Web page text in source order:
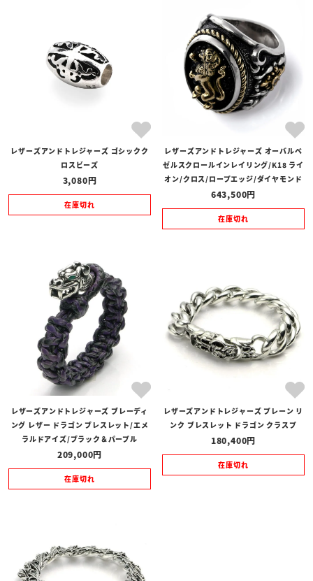
サンディッドスティングレイ
ブラック レッド グリーン
ネイビーブルー バーガンディ
天然石について
天然石には色味・模様・サイズに個体差がございます。小さな傷や内
包物も、天然石ならではの魅力としてお楽しみいただければ幸いで
す。
以下の「LINEでお問い合わせ」ボタンから、ご希望のアイテムとカス
タム内容を添えて、お気軽にお問い合わせくださいませ。
セール商品
価格
在庫なしを含む
レザーズアンドトレジャーズ ゴシックク
ロスビーズ
3,080
在庫切れ
レザーズアンドトレジャーズ オーバルベ
ゼルスクロールインレイリング/K18 ライ
オン/クロス/ロープエッジ/ダイヤモンド
643,500
在庫切れ
レザーズアンドトレジャーズ ブレーディ
ング レザー ドラゴン ブレスレット/エメ
ラルドアイズ/ブラック＆パープル
209,000
在庫切れ
レザーズアンドトレジャーズ プレーン リ
ンク ブレスレット ドラゴン クラスプ
180,400
在庫切れ